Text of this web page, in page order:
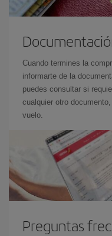
Cuando termines la
informarte de la
puedes consultar si
cualquier otro
vuelo.
Preguntas